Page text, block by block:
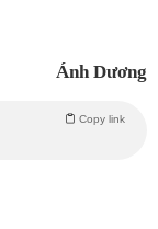
Ánh Dương
Copy link